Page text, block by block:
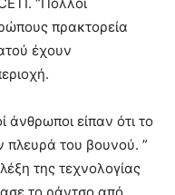
“Πολλοί
πρακτορεία
έχουν
άνθρωποι είπαν ότι το
πλευρά του βουνού. ”
της τεχνολογίας